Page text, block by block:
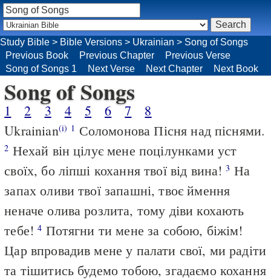
Song of Songs
1 2 3 4 5 6 7
8
Ukrainian(i) 1 Соломонова Пісня над піснями.
2 Нехай він цілує мене поцілунками уст
своїх, бо ліпші кохання твої від вина!3 На
запах оливи твої запашні, твоє ймення
неначе олива розлита, тому діви кохають
тебе!4 Потягни ти мене за собою, біжім!
Цар впровадив мене у палати свої, ми радіти
та тішитись будемо тобою, згадаємо кохання
Study Bible > Bible Versions > Ukrainian > Song of Songs
Previous Book
Previous Chapter
Previous Verse
Song of Songs 1
Next Verse Next Chapter Next Book